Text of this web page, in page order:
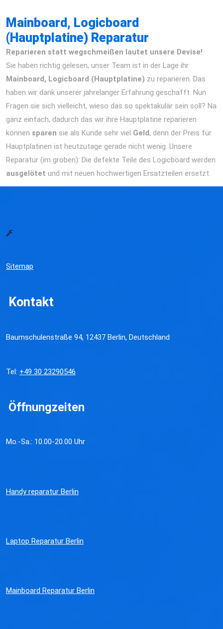
Mainboard, Logicboard
(Hauptplatine) Reparatur
Reparieren statt wegschmeißen lautet unsere Devise!
Sie haben richtig gelesen, unser Team ist in der Lage ihr
Mainboard, Logicboard (Hauptplatine) zu reparieren. Das
haben wir dank unserer jahrelanger Erfahrung geschafft. Nun
Fragen sie sich vielleicht, wieso das so spektakulär sein soll? Na
ganz einfach, dadurch das wir ihre Hauptplatine reparieren
können sparen sie als Kunde sehr viel Geld, denn der Preis für
Hauptplatinen ist heutzutage gerade nicht wenig. Unsere
Reparatur (im groben): Die defekte Teile des Logicboard werden
ausgelötet und mit neuen hochwertigen Ersatzteilen ersetzt.
Sitemap
Kontakt
Baumschulenstraße 94, 12437 Berlin, Deutschland
Tel: +49 30 23290546
Öffnungzeiten
Mo.-Sa.: 10.00-20.00 Uhr
Handy reparatur Berlin
Laptop Reparatur Berlin
Mainboard Reparatur Berlin